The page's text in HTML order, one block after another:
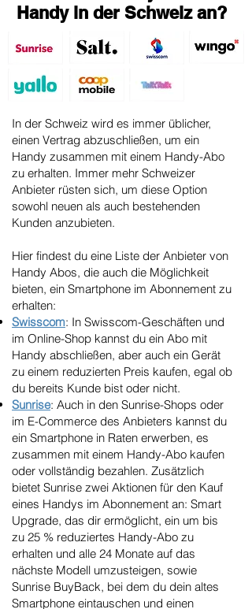
Handy in der Schweiz an?
In der Schweiz wird es immer üblicher,
einen Vertrag abzuschließen, um ein
Handy zusammen mit einem Handy-Abo
zu erhalten. Immer mehr Schweizer
Anbieter rüsten sich, um diese Option
sowohl neuen als auch bestehenden
Kunden anzubieten.
Hier findest du eine Liste der Anbieter von
Handy Abos, die auch die Möglichkeit
bieten, ein Smartphone im Abonnement zu
erhalten:
Swisscom: In Swisscom-Geschäften und
im Online-Shop kannst du ein Abo mit
Handy abschließen, aber auch ein Gerät
zu einem reduzierten Preis kaufen, egal ob
du bereits Kunde bist oder nicht.
Sunrise: Auch in den Sunrise-Shops oder
im E-Commerce des Anbieters kannst du
ein Smartphone in Raten erwerben, es
zusammen mit einem Handy-Abo kaufen
oder vollständig bezahlen. Zusätzlich
bietet Sunrise zwei Aktionen für den Kauf
eines Handys im Abonnement an: Smart
Upgrade, das dir ermöglicht, ein um bis
zu 25 % reduziertes Handy-Abo zu
erhalten und alle 24 Monate auf das
nächste Modell umzusteigen, sowie
Sunrise BuyBack, bei dem du dein altes
Smartphone eintauschen und einen